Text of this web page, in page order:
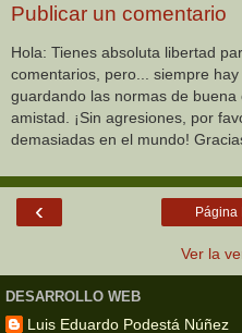
Publicar un comentario
Hola: Tienes absoluta libertad
comentarios, pero... siempre
guardando las normas de buena
amistad. ¡Sin agresiones, por
demasiadas en el mundo!
‹ Página
Ver la
DESARROLLO WEB
Luis Eduardo Podestá Núñez